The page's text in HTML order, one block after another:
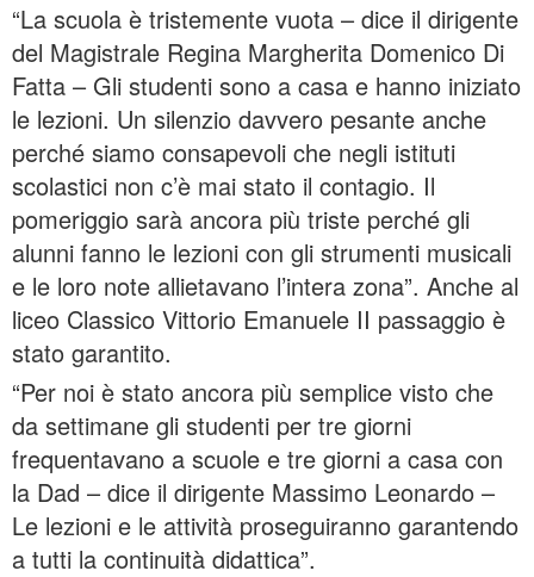
“La scuola è tristemente vuota – dice il dirigente
del Magistrale Regina Margherita Domenico Di
Fatta – Gli studenti sono a casa e hanno iniziato
le lezioni. Un silenzio davvero pesante anche
perché siamo consapevoli che negli istituti
scolastici non c’è mai stato il contagio. Il
pomeriggio sarà ancora più triste perché gli
alunni fanno le lezioni con gli strumenti musicali
e le loro note allietavano l’intera zona”. Anche al
liceo Classico Vittorio Emanuele II passaggio è
stato garantito.
“Per noi è stato ancora più semplice visto che
da settimane gli studenti per tre giorni
frequentavano a scuole e tre giorni a casa con
la Dad – dice il dirigente Massimo Leonardo –
Le lezioni e le attività proseguiranno garantendo
a tutti la continuità didattica”.